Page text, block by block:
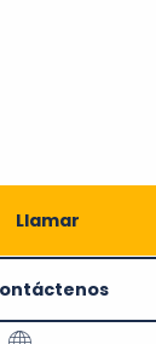
Llamar